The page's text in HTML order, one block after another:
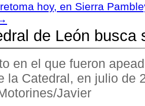
hoy, en Sierra
de León busca